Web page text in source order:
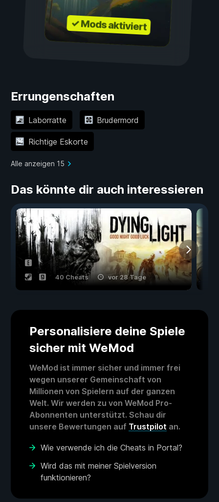
✓ Mods aktiviert
Errungenschaften
Laborratte Brudermord
Richtige Eskorte
Alle anzeigen 15
Das könnte dir auch interessieren
40 Cheats vor 28 Tage
Personalisiere deine Spiele
sicher mit WeMod
WeMod ist immer sicher und immer frei
wegen unserer Gemeinschaft von
Millionen von Spielern auf der ganzen
Welt. Wir werden zu von WeMod Pro-
Abonnenten unterstützt. Schau dir
unsere Bewertungen auf Trustpilot an.
Wie verwende ich die Cheats in Portal?
Wird das mit meiner Spielversion
funktionieren?